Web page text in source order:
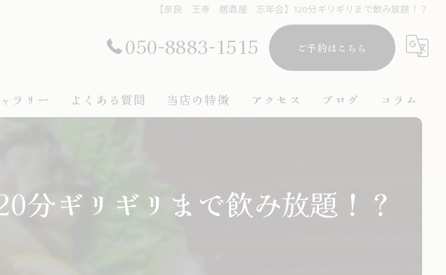
【奈良 王寺 居酒屋 忘年会】120分ギリギリまで飲み放題！？
050-8883-1515 ご予約はこちら
ラリー よくある質問 当店の特徴
宴会
アクセス ブログ コラム
ギリギリまで飲み放題！？